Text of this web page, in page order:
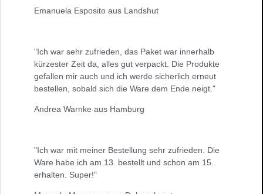
Emanuela Esposito aus Landshut
"Ich war sehr zufrieden, das Paket war innerhalb
kürzester Zeit da, alles gut verpackt. Die Produkte
gefallen mir auch und ich werde sicherlich erneut
bestellen, sobald sich die Ware dem Ende neigt."
Andrea Warnke aus Hamburg
"Ich war mit meiner Bestellung sehr zufrieden. Die
Ware habe ich am 13. bestellt und schon am 15.
erhalten. Super!"